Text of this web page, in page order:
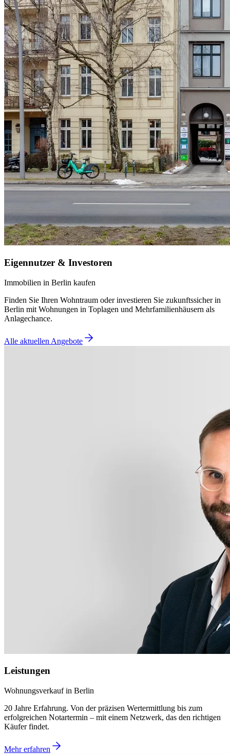
Eigennutzer & Investoren
Immobilien in Berlin kaufen
Finden Sie Ihren Wohntraum oder investieren Sie zukunftssicher in
Berlin mit Wohnungen in Toplagen und Mehrfamilienhäusern als
Anlagechance.
Alle aktuellen Angebote
Leistungen
Wohnungsverkauf in Berlin
20 Jahre Erfahrung. Von der präzisen Wertermittlung bis zum
erfolgreichen Notartermin – mit einem Netzwerk, das den richtigen
Käufer findet.
Mehr erfahren